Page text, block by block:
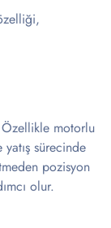
motorlu
sürecinde
pozisyon
olur.